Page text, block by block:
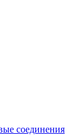
соединения